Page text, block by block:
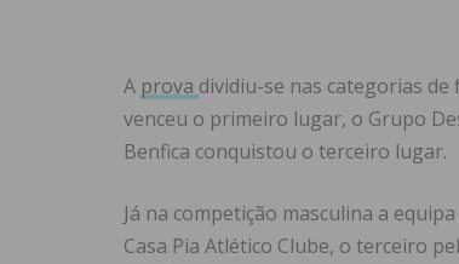
A prova dividiu-se nas categorias
venceu o primeiro lugar, o Grupo
Benfica conquistou o terceiro lugar.
Já na competição masculina a
Casa Pia Atlético Clube, o terceiro